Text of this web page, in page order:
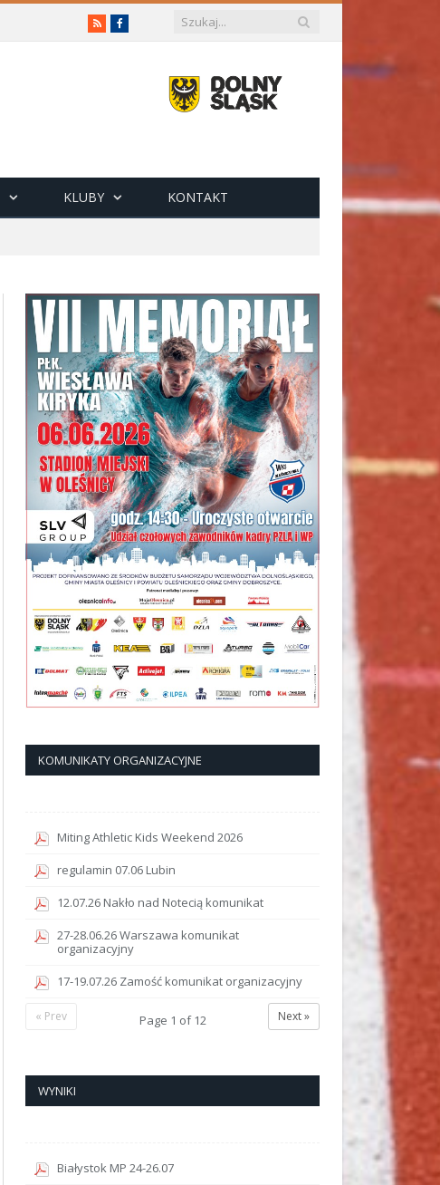
RSSFacebook
KLUBY KONTAKT
KOMUNIKATY ORGANIZACYJNE
Miting Athletic Kids Weekend 2026
regulamin 07.06 Lubin
12.07.26 Nakło nad Notecią komunikat
27-28.06.26 Warszawa komunikat
organizacyjny
17-19.07.26 Zamość komunikat organizacyjny
Next »
Page 1 of12
« Prev
WYNIKI
Białystok MP 24-26.07